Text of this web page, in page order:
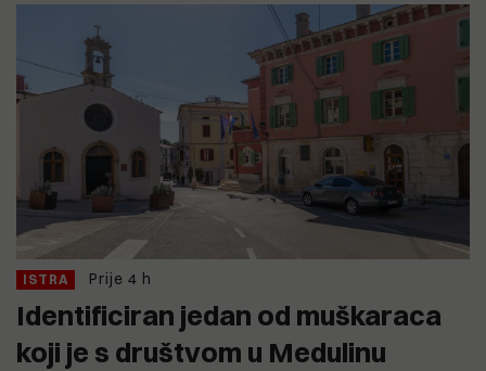
ISTRA Prije 4 h
Identificiran jedan od muškaraca
koji je s društvom u Medulinu